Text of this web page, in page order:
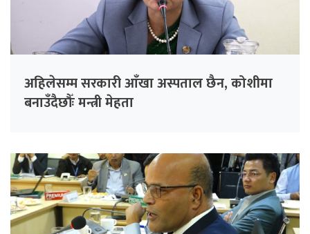
अहिलेसम्म सरकारी आँखा अस्पताल छैन, कोशीमा
बनाउँदैछौँः मन्त्री मेहता